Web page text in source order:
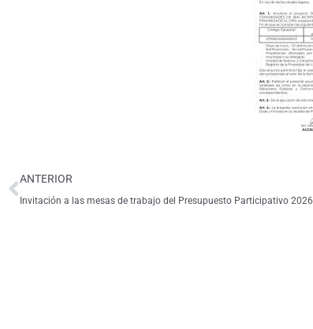
ANTERIOR
Invitación a las mesas de trabajo del Presupuesto Participativo 2026